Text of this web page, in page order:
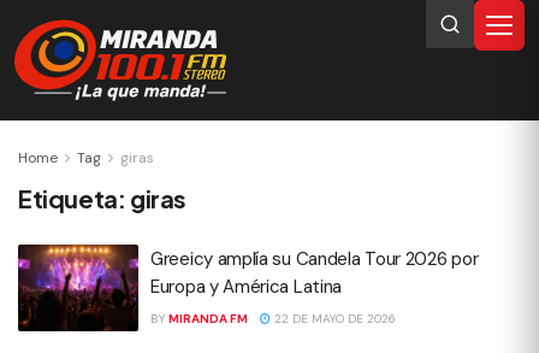
Home Tag giras
Etiqueta: giras
Greeicy amplía su Candela Tour 2026 por
Europa y América Latina
BY MIRANDA FM 22 DE MAYO DE 2026